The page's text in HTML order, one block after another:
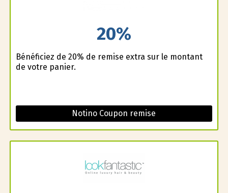
20%
Bénéficiez de 20% de remise extra sur le montant
de votre panier.
Notino Coupon remise